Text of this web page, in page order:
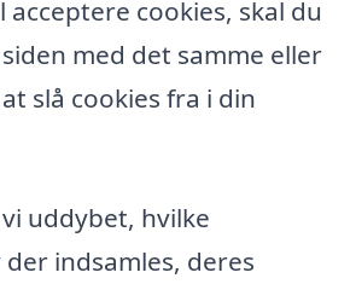
acceptere cookies, skal du
med det samme eller
slå cookies fra i din
uddybet, hvilke
indsamles, deres